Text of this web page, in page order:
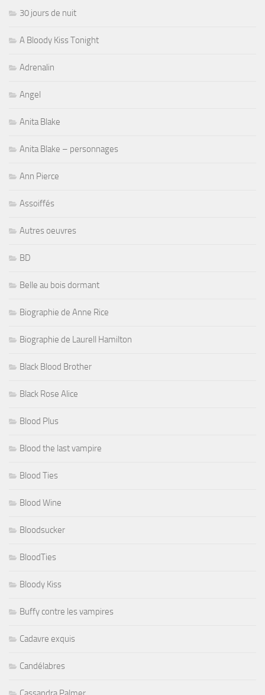
30 jours de nuit
A Bloody Kiss Tonight
Adrenalin
Angel
Anita Blake
Anita Blake – personnages
Ann Pierce
Assoiffés
Autres oeuvres
BD
Belle au bois dormant
Biographie de Anne Rice
Biographie de Laurell Hamilton
Black Blood Brother
Black Rose Alice
Blood Plus
Blood the last vampire
Blood Ties
Blood Wine
Bloodsucker
BloodTies
Bloody Kiss
Buffy contre les vampires
Cadavre exquis
Candélabres